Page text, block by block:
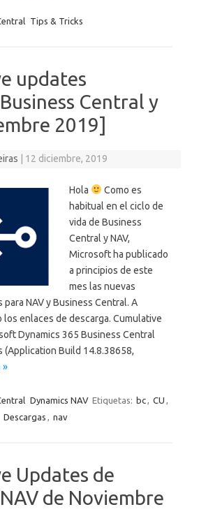
Tips & Tricks
updates
Central y
2019]
12 diciembre, 2019
Hola
Como es
habitual en el ciclo de
vida de Business
Central y NAV,
Microsoft ha publicado
a principios de este
mes las nuevas
NAV y Business Central. A
enlaces de descarga. Cumulative
Dynamics 365 Business Central
(Application Build 14.8.38658,
»
Dynamics NAV Etiquetas: bc, CU ,
Descargas , nav
Updates de
de Noviembre